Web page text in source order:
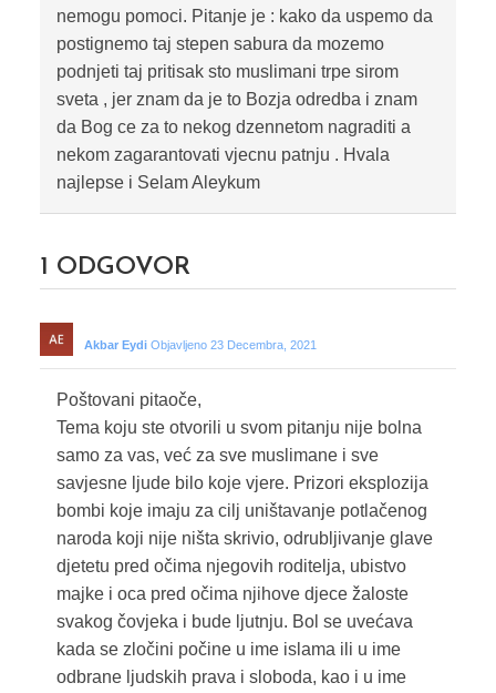
nemogu pomoci. Pitanje je : kako da uspemo da
postignemo taj stepen sabura da mozemo
podnjeti taj pritisak sto muslimani trpe sirom
sveta , jer znam da je to Bozja odredba i znam
da Bog ce za to nekog dzennetom nagraditi a
nekom zagarantovati vjecnu patnju . Hvala
najlepse i Selam Aleykum
1 ODGOVOR
Akbar Eydi Objavljeno 23 Decembra, 2021
Poštovani pitaoče,
Tema koju ste otvorili u svom pitanju nije bolna
samo za vas, već za sve muslimane i sve
savjesne ljude bilo koje vjere. Prizori eksplozija
bombi koje imaju za cilj uništavanje potlačenog
naroda koji nije ništa skrivio, odrubljivanje glave
djetetu pred očima njegovih roditelja, ubistvo
majke i oca pred očima njihove djece žaloste
svakog čovjeka i bude ljutnju. Bol se uvećava
kada se zločini počine u ime islama ili u ime
odbrane ljudskih prava i sloboda, kao i u ime